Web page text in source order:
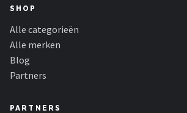
SHOP
Alle categorieën
Alle merken
Blog
Partners
PARTNERS